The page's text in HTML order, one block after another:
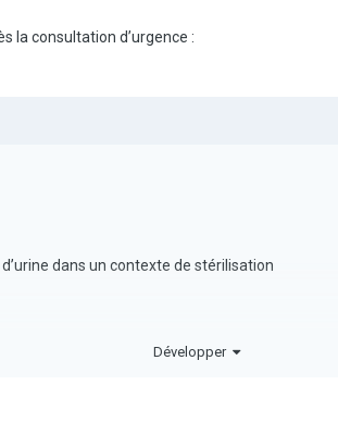
la consultation d’urgence :
dans un contexte de stérilisation
vétérinaire traitant pour exérèse d’une
par la propriétaire. Semble légèrement
Développer